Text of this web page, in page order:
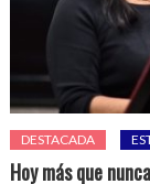
DESTACADA
Hoy más que